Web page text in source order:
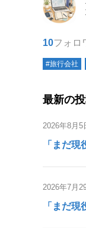
10フォロ
#旅行会社
最新の
2026年8月5
「まだ
2026年7月
「まだ